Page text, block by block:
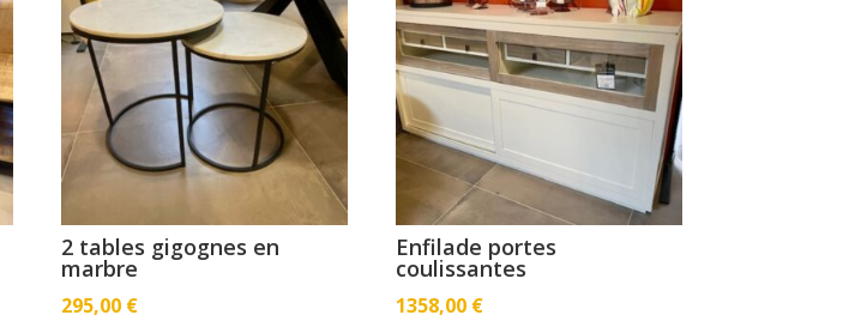
2 tables gigognes en
marbre
295,00 €
Enfilade portes
coulissantes
1358,00 €